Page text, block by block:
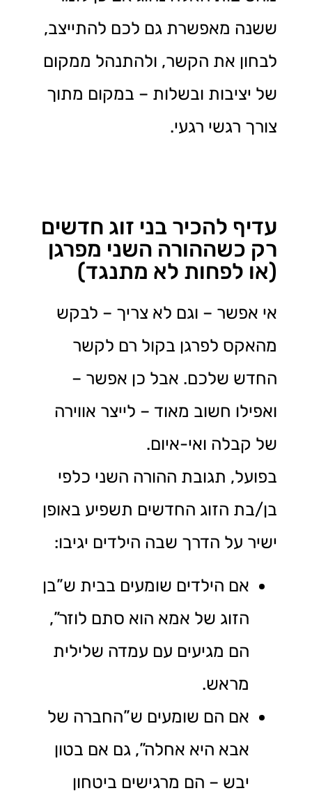
ששנה מאפשרת גם לכם להתייצב,
לבחון את הקשר, ולהתנהל ממקום
של יציבות ובשלות – במקום מתוך
צורך רגשי רגעי.
עדיף להכיר בני זוג חדשים
רק כשההורה השני מפרגן
(או לפחות לא מתנגד)
אי אפשר – וגם לא צריך – לבקש
מהאקס לפרגן בקול רם לקשר
החדש שלכם. אבל כן אפשר –
ואפילו חשוב מאוד – לייצר אווירה
של קבלה ואי-איום.
בפועל, תגובת ההורה השני כלפי
בן/בת הזוג החדשים תשפיע באופן
ישיר על הדרך שבה הילדים יגיבו:
אם הילדים שומעים בבית ש”בן
הזוג של אמא הוא סתם לוזר”,
הם מגיעים עם עמדה שלילית
מראש.
אם הם שומעים ש”החברה של
אבא היא אחלה”, גם אם בטון
יבש – הם מרגישים ביטחון